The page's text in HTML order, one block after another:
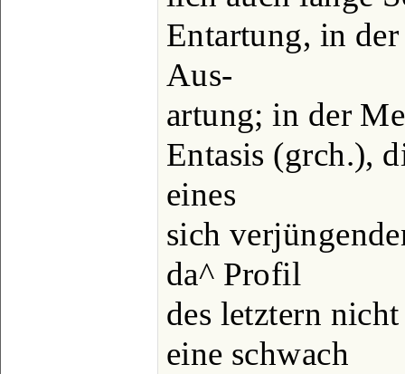
Entartung, in
Aus-
artung; in der
Entasis (grch.),
eines
sich
da^ Profil
des letztern
eine schwach